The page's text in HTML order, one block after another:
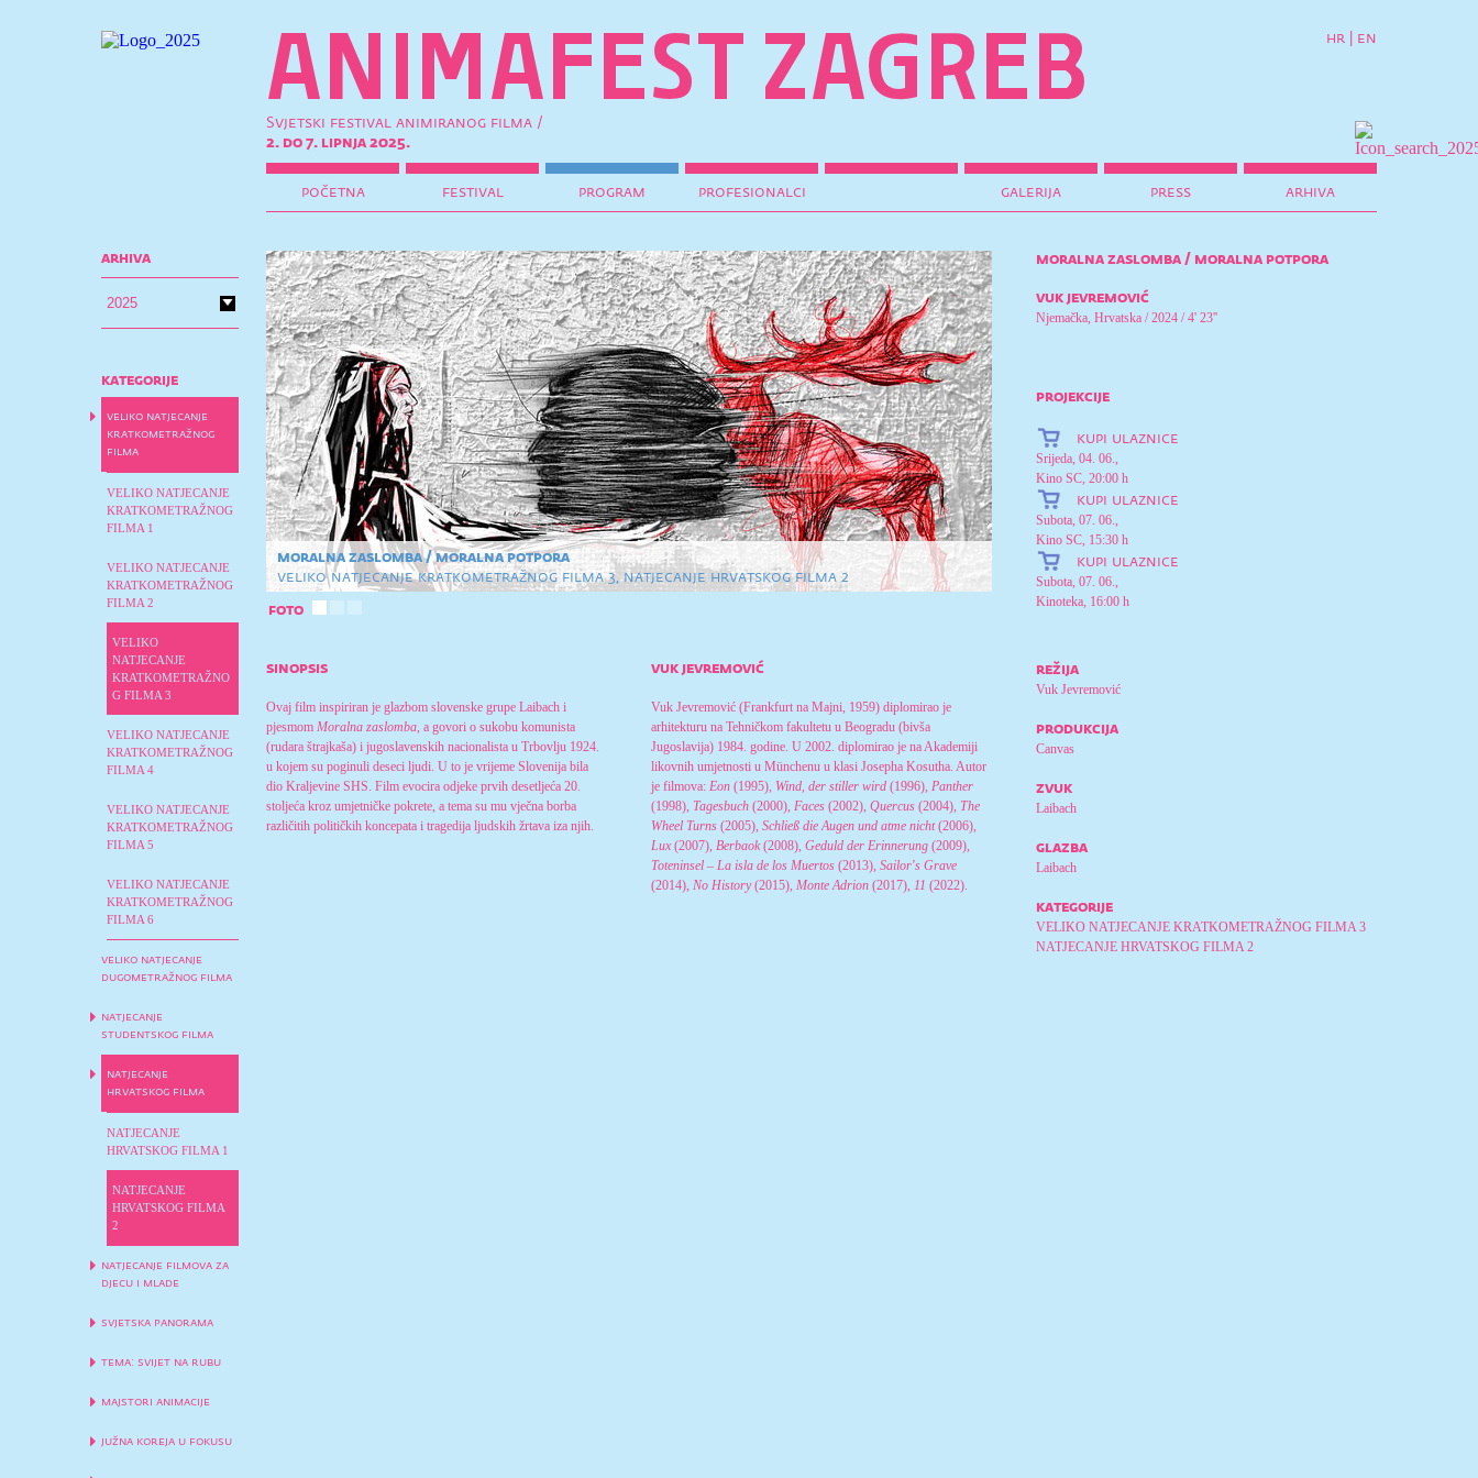
Svjetski festival animiranog filma /
2. do 7. lipnja 2025.
hr en
početna festival program profesionalci galerija press arhiva
arhiva
kategorije
veliko natjecanje
kratkometražnog
filma
VELIKO NATJECANJE
KRATKOMETRAŽNOG
FILMA 1
VELIKO NATJECANJE
KRATKOMETRAŽNOG
FILMA 2
VELIKO
NATJECANJE
KRATKOMETRAŽNO
G FILMA 3
VELIKO NATJECANJE
KRATKOMETRAŽNOG
FILMA 4
VELIKO NATJECANJE
KRATKOMETRAŽNOG
FILMA 5
VELIKO NATJECANJE
KRATKOMETRAŽNOG
FILMA 6
veliko natjecanje
dugometražnog filma
natjecanje
studentskog filma
natjecanje
hrvatskog filma
NATJECANJE
HRVATSKOG FILMA 1
NATJECANJE
HRVATSKOG FILMA
2
natjecanje filmova za
djecu i mlade
svjetska panorama
tema: svijet na rubu
majstori animacije
južna koreja u fokusu
moralna zaslomba / moralna potpora
veliko natjecanje kratkometražnog filma 3,natjecanje hrvatskog filma 2
foto
moralna zaslomba / moralna potpora
vuk jevremović
Njemačka, Hrvatska / 2024 / 4' 23''
projekcije
kupi ulaznice
Srijeda, 04. 06.,
Kino SC, 20:00 h
kupi ulaznice
Subota, 07. 06.,
Kino SC, 15:30 h
kupi ulaznice
Subota, 07. 06.,
Kinoteka, 16:00 h
sinopsis
Ovaj film inspiriran je glazbom slovenske grupe Laibach i
pjesmom Moralna zaslomba, a govori o sukobu komunista
(rudara štrajkaša) i jugoslavenskih nacionalista u Trbovlju 1924.
u kojem su poginuli deseci ljudi. U to je vrijeme Slovenija bila
dio Kraljevine SHS. Film evocira odjeke prvih desetljeća 20.
stoljeća kroz umjetničke pokrete, a tema su mu vječna borba
različitih političkih koncepata i tragedija ljudskih žrtava iza njih.
vuk jevremović
Vuk Jevremović (Frankfurt na Majni, 1959) diplomirao je
arhitekturu na Tehničkom fakultetu u Beogradu (bivša
Jugoslavija) 1984. godine. U 2002. diplomirao je na Akademiji
likovnih umjetnosti u Münchenu u klasi Josepha Kosutha. Autor
je filmova: Eon (1995), Wind, der stiller wird (1996), Panther
(1998), Tagesbuch (2000), Faces (2002), Quercus (2004), The
Wheel Turns (2005), Schließ die Augen und atme nicht(2006),
Lux (2007), Berbaok(2008), Geduld der Erinnerung (2009),
Toteninsel – La isla de los Muertos (2013), Sailor's Grave
(2014), No History(2015), Monte Adrion (2017), 11 (2022).
režija
Vuk Jevremović
produkcija
Canvas
zvuk
Laibach
glazba
Laibach
kategorije
VELIKO NATJECANJE KRATKOMETRAŽNOG FILMA 3
NATJECANJE HRVATSKOG FILMA 2